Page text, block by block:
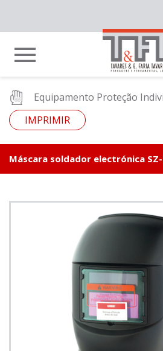
Equipamento Proteção
IMPRIMIR
Máscara soldador electrónica SZ-